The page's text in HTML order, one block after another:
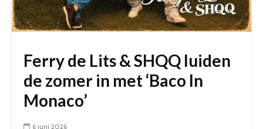
Ferry de Lits & SHQQ luiden
de zomer in met ‘Baco In
Monaco’
6 juni 2026